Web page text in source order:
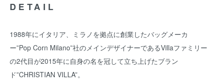
DETAIL
1988年にイタリア、ミラノを拠点に創業したバッグメーカ
ー”Pop Corn Milano”社のメインデザイナーであるVillaファミリー
の2代目が2015年に自身の名を冠して立ち上げたブラン
ド”CHRISTIAN VILLA”。